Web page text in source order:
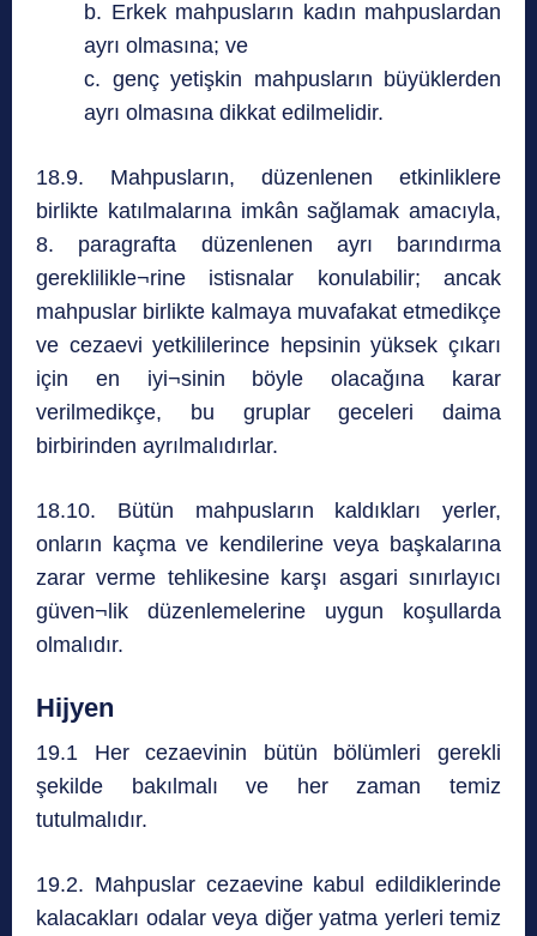
b. Erkek mahpusların kadın mahpuslardan
ayrı olmasına; ve
c. genç yetişkin mahpusların büyüklerden
ayrı olmasına dikkat edilmelidir.
18.9. Mahpusların, düzenlenen etkinliklere
birlikte katılmalarına imkân sağlamak amacıyla,
8. paragrafta düzenlenen ayrı barındırma
gereklilikle¬rine istisnalar konulabilir; ancak
mahpuslar birlikte kalmaya muvafakat etmedikçe
ve cezaevi yetkililerince hepsinin yüksek çıkarı
için en iyi¬sinin böyle olacağına karar
verilmedikçe, bu gruplar geceleri daima
birbirinden ayrılmalıdırlar.
18.10. Bütün mahpusların kaldıkları yerler,
onların kaçma ve kendilerine veya başkalarına
zarar verme tehlikesine karşı asgari sınırlayıcı
güven¬lik düzenlemelerine uygun koşullarda
olmalıdır.
Hijyen
19.1 Her cezaevinin bütün bölümleri gerekli
şekilde bakılmalı ve her zaman temiz
tutulmalıdır.
19.2. Mahpuslar cezaevine kabul edildiklerinde
kalacakları odalar veya diğer yatma yerleri temiz